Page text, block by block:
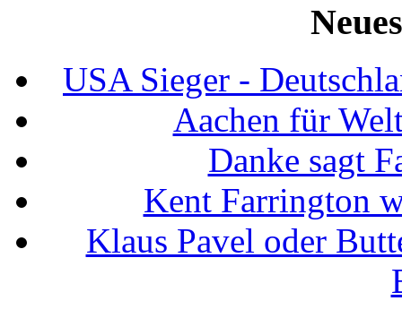
USA Sieger -
Aachen für
Danke sagt
Kent Farrington
Klaus Pavel oder